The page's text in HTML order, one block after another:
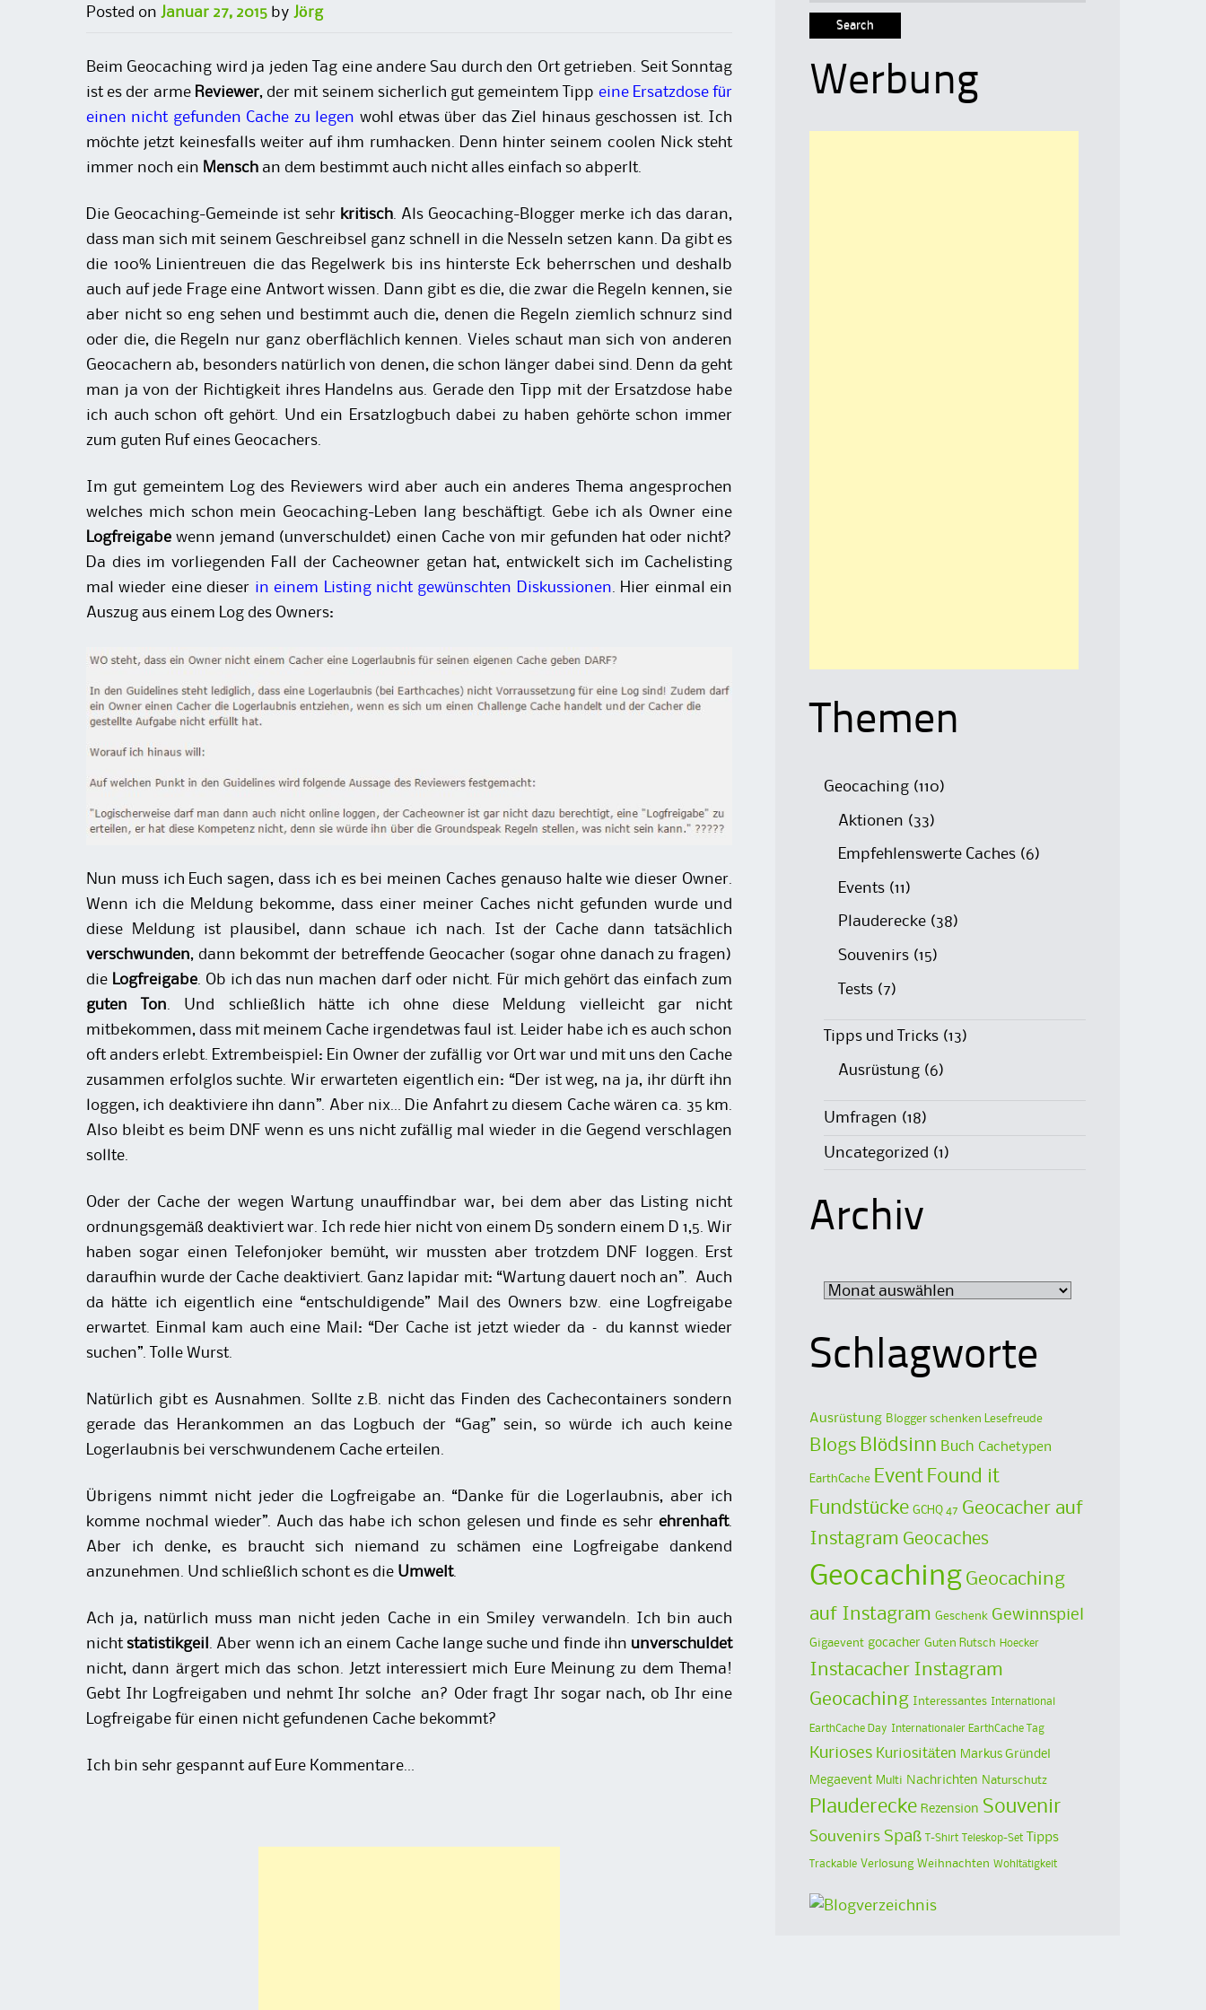
Posted on Januar 27, 2015 by Jörg
Beim Geocaching wird ja jeden Tag eine andere Sau durch den Ort getrieben. Seit Sonntag
ist es der arme Reviewer, der mit seinem sicherlich gut gemeintem Tipp eine Ersatzdose für
einen nicht gefunden Cache zu legen wohl etwas über das Ziel hinaus geschossen ist. Ich
möchte jetzt keinesfalls weiter auf ihm rumhacken. Denn hinter seinem coolen Nick steht
immer noch ein Mensch an dem bestimmt auch nicht alles einfach so abperlt.
Die Geocaching-Gemeinde ist sehr kritisch. Als Geocaching-Blogger merke ich das daran,
dass man sich mit seinem Geschreibsel ganz schnell in die Nesseln setzen kann. Da gibt es
die 100% Linientreuen die das Regelwerk bis ins hinterste Eck beherrschen und deshalb
auch auf jede Frage eine Antwort wissen. Dann gibt es die, die zwar die Regeln kennen, sie
aber nicht so eng sehen und bestimmt auch die, denen die Regeln ziemlich schnurz sind
oder die, die Regeln nur ganz oberflächlich kennen. Vieles schaut man sich von anderen
Geocachern ab, besonders natürlich von denen, die schon länger dabei sind. Denn da geht
man ja von der Richtigkeit ihres Handelns aus. Gerade den Tipp mit der Ersatzdose habe
ich auch schon oft gehört. Und ein Ersatzlogbuch dabei zu haben gehörte schon immer
zum guten Ruf eines Geocachers.
Im gut gemeintem Log des Reviewers wird aber auch ein anderes Thema angesprochen
welches mich schon mein Geocaching-Leben lang beschäftigt. Gebe ich als Owner eine
Logfreigabe wenn jemand (unverschuldet) einen Cache von mir gefunden hat oder nicht?
Da dies im vorliegenden Fall der Cacheowner getan hat, entwickelt sich im Cachelisting
mal wieder eine dieser in einem Listing nicht gewünschten Diskussionen. Hier einmal ein
Auszug aus einem Log des Owners:
Nun muss ich Euch sagen, dass ich es bei meinen Caches genauso halte wie dieser Owner.
Wenn ich die Meldung bekomme, dass einer meiner Caches nicht gefunden wurde und
diese Meldung ist plausibel, dann schaue ich nach. Ist der Cache dann tatsächlich
verschwunden, dann bekommt der betreffende Geocacher (sogar ohne danach zu fragen)
die Logfreigabe. Ob ich das nun machen darf oder nicht. Für mich gehört das einfach zum
guten Ton . Und schließlich hätte ich ohne diese Meldung vielleicht gar nicht
mitbekommen, dass mit meinem Cache irgendetwas faul ist. Leider habe ich es auch schon
oft anders erlebt. Extrembeispiel: Ein Owner der zufällig vor Ort war und mit uns den Cache
zusammen erfolglos suchte. Wir erwarteten eigentlich ein: “Der ist weg, na ja, ihr dürft ihn
loggen, ich deaktiviere ihn dann”. Aber nix… Die Anfahrt zu diesem Cache wären ca. 35 km.
Also bleibt es beim DNF wenn es uns nicht zufällig mal wieder in die Gegend verschlagen
sollte.
Oder der Cache der wegen Wartung unauffindbar war, bei dem aber das Listing nicht
ordnungsgemäß deaktiviert war. Ich rede hier nicht von einem D5 sondern einem D 1,5. Wir
haben sogar einen Telefonjoker bemüht, wir mussten aber trotzdem DNF loggen. Erst
daraufhin wurde der Cache deaktiviert. Ganz lapidar mit: “Wartung dauert noch an”. Auch
da hätte ich eigentlich eine “entschuldigende” Mail des Owners bzw. eine Logfreigabe
erwartet. Einmal kam auch eine Mail: “Der Cache ist jetzt wieder da – du kannst wieder
suchen”. Tolle Wurst.
Natürlich gibt es Ausnahmen. Sollte z.B. nicht das Finden des Cachecontainers sondern
gerade das Herankommen an das Logbuch der “Gag” sein, so würde ich auch keine
Logerlaubnis bei verschwundenem Cache erteilen.
Übrigens nimmt nicht jeder die Logfreigabe an. “Danke für die Logerlaubnis, aber ich
komme nochmal wieder”. Auch das habe ich schon gelesen und finde es sehr ehrenhaft.
Aber ich denke, es braucht sich niemand zu schämen eine Logfreigabe dankend
anzunehmen. Und schließlich schont es die Umwelt.
Ach ja, natürlich muss man nicht jeden Cache in ein Smiley verwandeln. Ich bin auch
nichtstatistikgeil . Aber wenn ich an einem Cache lange suche und finde ihn unverschuldet
nicht, dann ärgert mich das schon. Jetzt interessiert mich Eure Meinung zu dem Thema!
Gebt Ihr Logfreigaben und nehmt Ihr solche an? Oder fragt Ihr sogar nach, ob Ihr eine
Logfreigabe für einen nicht gefundenen Cache bekommt?
Ich bin sehr gespannt auf Eure Kommentare…
Werbung
Themen
Geocaching (110)
Aktionen (33)
Empfehlenswerte Caches (6)
Events (11)
Plauderecke (38)
Souvenirs (15)
Tests (7)
Tipps und Tricks (13)
Ausrüstung (6)
Umfragen (18)
Uncategorized (1)
Archiv
Archiv
Schlagworte
Ausrüstung Blogger schenken Lesefreude
Blogs Blödsinn Buch Cachetypen
EarthCache Event Found it
Fundstücke GCHQ 47 Geocacher auf
Instagram Geocaches
Geocaching Geocaching
auf Instagram Geschenk Gewinnspiel
Gigaevent gocacher Guten Rutsch Hoecker
Instacacher Instagram
Geocaching
Interessantes International
EarthCache Day Internationaler EarthCache Tag
Kurioses Kuriositäten Markus Gründel
Megaevent Multi Nachrichten Naturschutz
Plauderecke Rezension Souvenir
Souvenirs Spaß T-Shirt Teleskop-Set Tipps
Trackable Verlosung Weihnachten Wohltätigkeit